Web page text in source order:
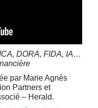
DORA, FIDA, IA…
par Marie Agnès
Partners et
– Herald.